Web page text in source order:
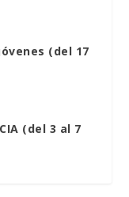
(del 17
(del 3 al 7